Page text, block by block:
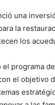
una
la
los
el programa
el objetivo